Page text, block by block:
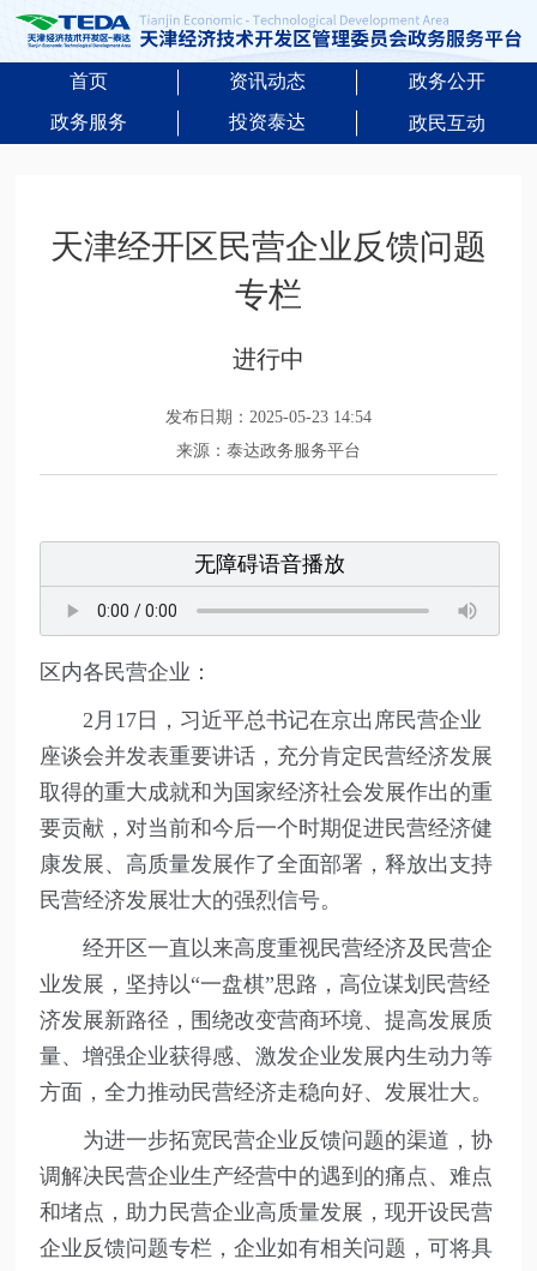
首页 资讯动态
政务公开
政务服务
投资泰达 政民互动
天津经开区民营企业反馈问题
专栏
进行中
发布日期：2025-05-23 14:54
来源：泰达政务服务平台
无障碍语音播放
区内各民营企业：
2月17日，习近平总书记在京出席民营企业
座谈会并发表重要讲话，充分肯定民营经济发展
取得的重大成就和为国家经济社会发展作出的重
要贡献，对当前和今后一个时期促进民营经济健
康发展、高质量发展作了全面部署，释放出支持
民营经济发展壮大的强烈信号。
经开区一直以来高度重视民营经济及民营企
业发展，坚持以“一盘棋”思路，高位谋划民营经
济发展新路径，围绕改变营商环境、提高发展质
量、增强企业获得感、激发企业发展内生动力等
方面，全力推动民营经济走稳向好、发展壮大。
为进一步拓宽民营企业反馈问题的渠道，协
调解决民营企业生产经营中的遇到的痛点、难点
和堵点，助力民营企业高质量发展，现开设民营
企业反馈问题专栏，企业如有相关问题，可将具